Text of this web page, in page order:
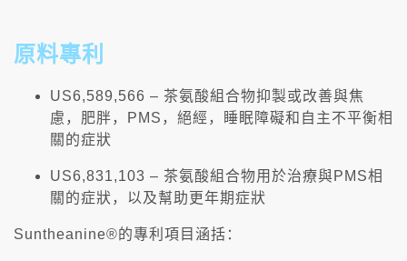
原料專利
US6,589,566 – 茶氨酸組合物抑製或改善與焦
慮，肥胖，PMS，絕經，睡眠障礙和自主不平衡相
關的症狀
US6,831,103 – 茶氨酸組合物用於治療與PMS相
關的症狀，以及幫助更年期症狀
Suntheanine®的專利項目涵括：